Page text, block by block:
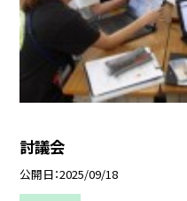
討議会
公開日 2025/09/18